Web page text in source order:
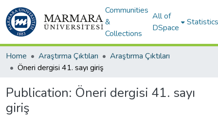
Communities
&
Collections
All of
DSpace
Statistics
Home Araştırma Çıktıları
Araştırma Çıktıları
Öneri dergisi 41. sayı giriş
Publication: Öneri dergisi 41. sayı
giriş